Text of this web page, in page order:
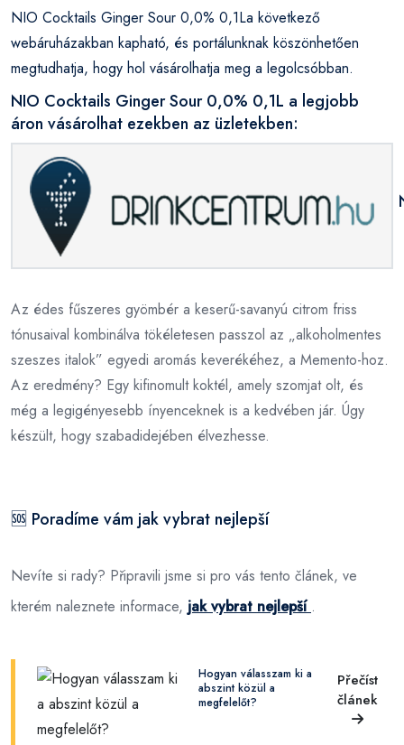
NIO Cocktails Ginger Sour 0,0% 0,1La következő
webáruházakban kapható, és portálunknak köszönhetően
megtudhatja, hogy hol vásárolhatja meg a legolcsóbban.
NIO Cocktails Ginger Sour 0,0% 0,1L a legjobb
áron vásárolhat ezekben az üzletekben:
Az édes fűszeres gyömbér a keserű-savanyú citrom friss
tónusaival kombinálva tökéletesen passzol az „alkoholmentes
szeszes italok” egyedi aromás keverékéhez, a Memento-hoz.
Az eredmény? Egy kifinomult koktél, amely szomjat olt, és
még a legigényesebb ínyenceknek is a kedvében jár. Úgy
készült, hogy szabadidejében élvezhesse.
🆘 Poradíme vám jak vybrat nejlepší
Nevíte si rady? Připravili jsme si pro vás tento článek, ve
kterém naleznete informace, jak vybrat nejlepší .
Hogyan válasszam ki a
abszint közül a
megfelelőt?
Přečíst
článek